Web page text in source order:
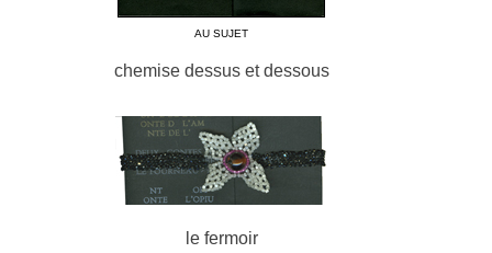
AU SUJET
chemise dessus et dessous
le fermoir